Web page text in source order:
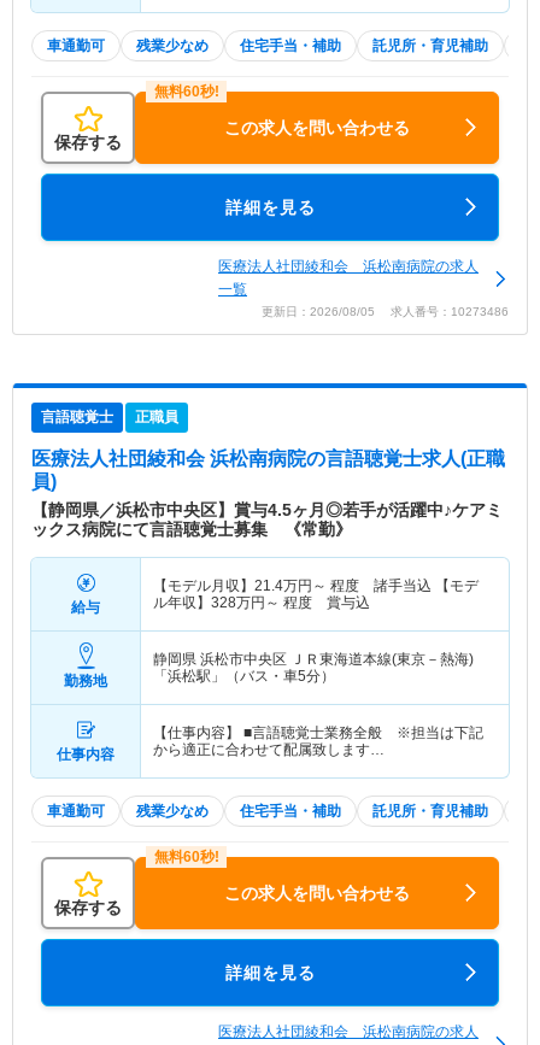
車通勤可 残業少なめ 住宅手当・補助 託児所・育児補助
保存する
この求人を問い合わせる
詳細を見る
医療法人社団綾和会 浜松南病院の求人
一覧
更新日：2026/08/05 求人番号：10273486
言語聴覚士 正職員
医療法人社団綾和会 浜松南病院の言語聴覚士求人(正職
員)
【静岡県／浜松市中央区】賞与4.5ヶ月◎若手が活躍中♪ケアミ
ックス病院にて言語聴覚士募集 《常勤》
給与
【モデル月収】 21.4万円～ 程度 諸手当込 【モデ
ル年収】 328万円～ 程度 賞与込
勤務地
静岡県 浜松市中央区 ＪＲ東海道本線(東京－熱海)
「浜松駅」（バス・車5分）
仕事内容
【仕事内容】 ■言語聴覚士業務全般 ※担当は下記
から適正に合わせて配属致します…
車通勤可 残業少なめ 住宅手当・補助 託児所・育児補助
保存する
この求人を問い合わせる
詳細を見る
医療法人社団綾和会 浜松南病院の求人